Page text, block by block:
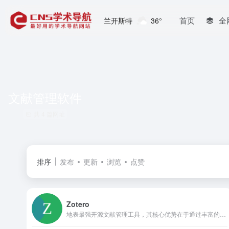
兰开斯特 36° 首页 全
排序 发布 更新 浏览 点赞
Zotero